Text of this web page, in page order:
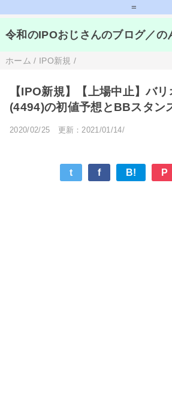
=
令和のIPOおじさんのブログ／の
ホーム / IPO新規 /
【IPO新規】【上場中止】バ
(4494)の初値予想とBBスタン
2020/02/25 更新：2021/01/14/
t f B! P